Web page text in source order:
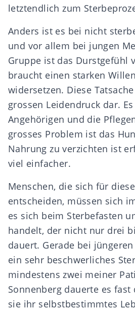
letztendlich zum
Anders ist es bei nicht
und vor allem bei jungen
Gruppe ist das Durstgefühl
braucht einen starken
widersetzen. Diese
grossen Leidendruck dar.
Angehörigen und die
grosses Problem ist das
Nahrung zu verzichten ist
viel einfacher.
Menschen, die sich für
entscheiden, müssen sich
es sich beim Sterbefasten
handelt, der nicht nur drei
dauert. Gerade bei
ein sehr beschwerliches
mindestens zwei meiner
Sonnenberg dauerte es fast
sie ihr selbstbestimmtes